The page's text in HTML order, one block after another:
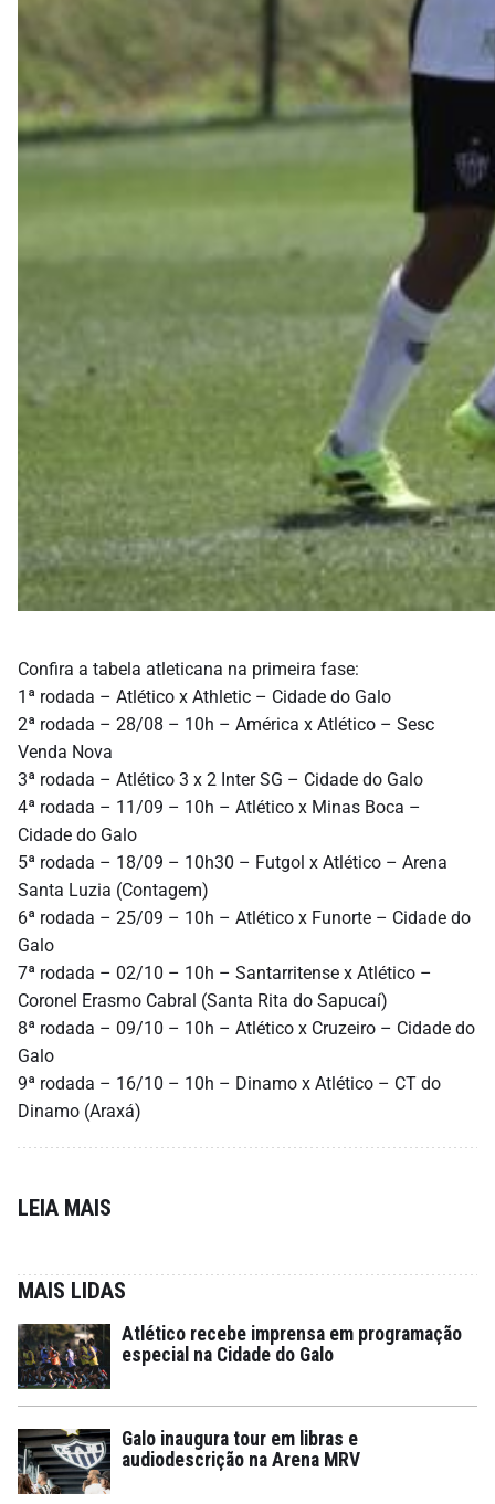
Confira a tabela atleticana na primeira fase:
1ª rodada – Atlético x Athletic – Cidade do Galo
2ª rodada – 28/08 – 10h – América x Atlético – Sesc
Venda Nova
3ª rodada – Atlético 3 x 2 Inter SG – Cidade do Galo
4ª rodada – 11/09 – 10h – Atlético x Minas Boca –
Cidade do Galo
5ª rodada – 18/09 – 10h30 – Futgol x Atlético – Arena
Santa Luzia (Contagem)
6ª rodada – 25/09 – 10h – Atlético x Funorte – Cidade do
Galo
7ª rodada – 02/10 – 10h – Santarritense x Atlético –
Coronel Erasmo Cabral (Santa Rita do Sapucaí)
8ª rodada – 09/10 – 10h – Atlético x Cruzeiro – Cidade do
Galo
9ª rodada – 16/10 – 10h – Dinamo x Atlético – CT do
Dinamo (Araxá)
LEIA MAIS
MAIS LIDAS
Atlético recebe imprensa em programação
especial na Cidade do Galo
Galo inaugura tour em libras e
audiodescrição na Arena MRV